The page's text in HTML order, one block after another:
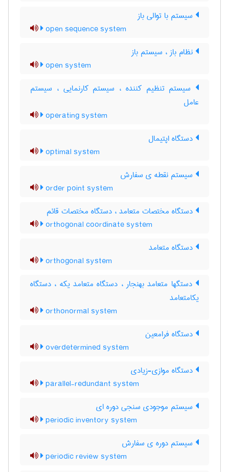
سیستم با توالی باز
open sequence system
نظام باز ، سیستم باز
open system
سیستم تنظیم کننده ، سیستم کارنمایی ، سیستم
عامل
operating system
دستگاه اپتیمال
optimal system
سیستم نقطه ی سفارش
order point system
دستگاه مختصات متعامد ، دستگاه مختصات قائم
orthogonal coordinate system
دستگاه متعامد
orthogonal system
دستگها متعامد بهنجار ، دستگاه متعامد یکه ، دستگاه
یکامتعامد
orthonormal system
دستگاه فرامعین
overdetermined system
دستگاه موازی-زیادی
parallel-redundant system
سیستم موجودی سنجی دوره ای
periodic inventory system
سیستم دوره ی سفارش
periodic review system